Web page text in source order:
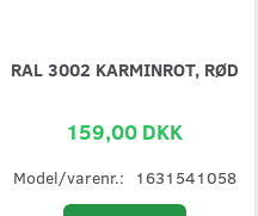
RAL 3002 KARMINROT, RØD
159,00 DKK
Model/varenr.: 1631541058